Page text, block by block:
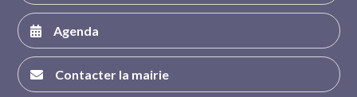
Agenda
Contacter la mairie